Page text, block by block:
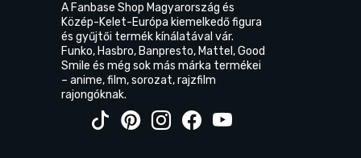
A Fanbase Shop Magyarország és
Közép-Kelet-Európa kiemelkedő figura
és gyűjtői termék kínálatával vár.
Funko, Hasbro, Banpresto, Mattel, Good
Smile és még sok más márka termékei
– anime, film, sorozat, rajzfilm
rajongóknak.